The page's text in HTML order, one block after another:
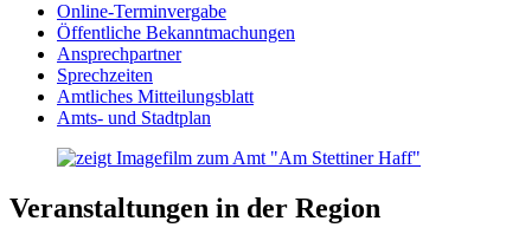
Online-Terminvergabe
Öffentliche Bekanntmachungen
Ansprechpartner
Sprechzeiten
Amtliches Mitteilungsblatt
Amts- und Stadtplan
Veranstaltungen in der Region